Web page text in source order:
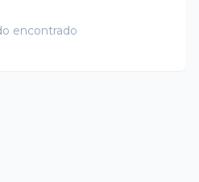
encontrado